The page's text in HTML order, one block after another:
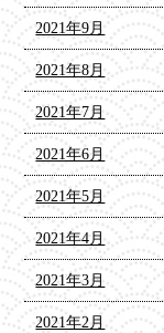
2021年9月
2021年8月
2021年7月
2021年6月
2021年5月
2021年4月
2021年3月
2021年2月